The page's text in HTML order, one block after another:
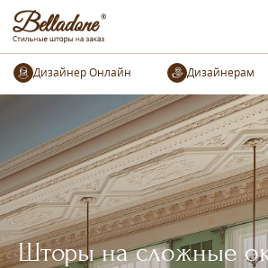
Шторы на сложные